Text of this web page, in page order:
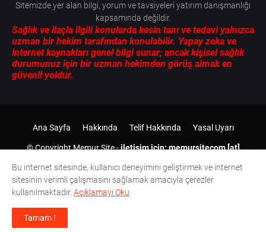
Sitemizde yer alan bilgi, yorum ve tavsiyeleri yatırım danışmanlığı
kapsamında değildir.
Sağlık ve ilaçla ilgili konularda kesin tanı ve tedavi yalnızca
uzman bir hekim tarafından konulabilir. Yapay zeka ve
internet kaynakları genel bilgi sunar; ancak kişisel sağlık
durumunuz için bir uzman hekimden görüş almak en
güvenli yoldur.
© CopyrightMemur Site-iletişim için: memursitecom [at]
Ana Sayfa Hakkında Telif Hakkında Yasal Uyarı
Bu internet sitesinde, kullanıcı deneyimini geliştirmek ve internet
sitesinin verimli çalışmasını sağlamak amacıyla çerezler
kullanılmaktadır. Açıklamayı Oku
Tamam !